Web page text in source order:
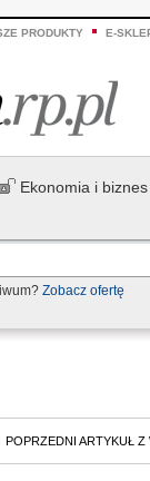
PRODUKTY E-
Ekonomia i biznes
Zobacz ofertę
POPRZEDNI ARTYKUŁ Z